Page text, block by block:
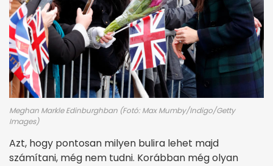
Meghan Markle Edinburghban (Fotó: Max Mumby/Indigo/Getty
Images)
Azt, hogy pontosan milyen bulira lehet majd
számítani, még nem tudni. Korábban még olyan